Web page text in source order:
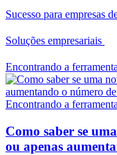
Sucesso para empresas
Soluções empresariais
Encontrando a
Encontrando a
Como saber se
ou apenas